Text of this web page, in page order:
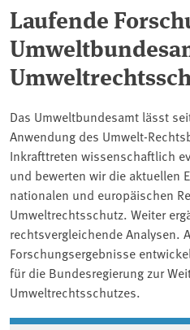
Laufende
Das Umweltbundesamt lässt
Anwendung des Umwelt-
Inkrafttreten wissenschaftlich
und bewerten wir die aktuellen
nationalen und europäischen
Umweltrechtsschutz. Weiter
rechtsvergleichende Analysen.
Forschungsergebnisse
für die Bundesregierung zur
Umweltrechtsschutzes.